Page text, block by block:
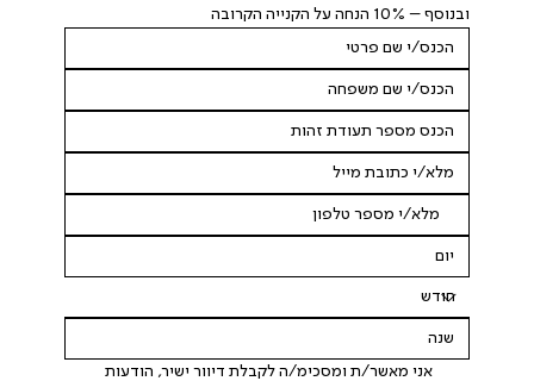
ובנוסף – 10% הנחה על הקנייה הקרובה
אני מאשר/ת ומסכימ/ה לקבלת דיוור ישיר, הודעות